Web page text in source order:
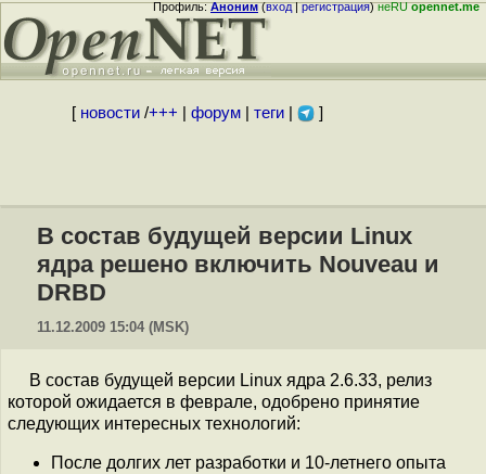
Профиль:Аноним(вход|регистрация)неRUopennet.me
[ новости/+++ форум| теги| ]
В состав будущей версии Linux
ядра решено включить Nouveau и
DRBD
11.12.2009 15:04 (MSK)
В состав будущей версии Linux ядра 2.6.33, релиз
которой ожидается в феврале, одобрено принятие
следующих интересных технологий:
После долгих лет разработки и 10-летнего опыта